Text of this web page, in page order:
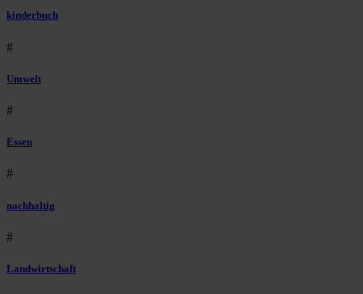
kinderbuch
#
Umwelt
#
Essen
#
nachhaltig
#
Landwirtschaft